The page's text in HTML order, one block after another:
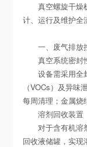
真空螺旋干燥机
计、运行及维护全
一、废气排放
真空系统密封
设备需采用全封
（VOCs）及异
每周清理；金属烧
溶剂回收装置
对于含有机溶剂
回收液储罐，实现